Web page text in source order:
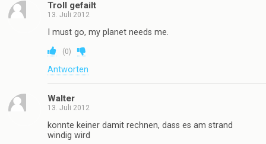
Troll gefailt
13. Juli 2012
I must go, my planet needs me.
(0)
Antworten
Walter
13. Juli 2012
konnte keiner damit rechnen, dass es am strand
windig wird